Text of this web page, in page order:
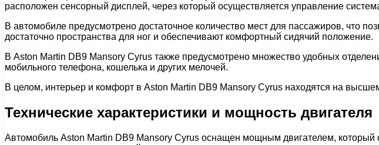
расположен сенсорный дисплей, через который осуществляется управление
В автомобиле предусмотрено достаточное количество мест для пассажиров, что
достаточно пространства для ног и обеспечивают комфортный сидячий положение.
В Aston Martin DB9 Mansory Cyrus также предусмотрено множество удобных
мобильного телефона, кошелька и других мелочей.
В целом, интерьер и комфорт в Aston Martin DB9 Mansory Cyrus находятся на
Технические характеристики и мощность двигателя
Автомобиль Aston Martin DB9 Mansory Cyrus оснащен мощным двигателем, который